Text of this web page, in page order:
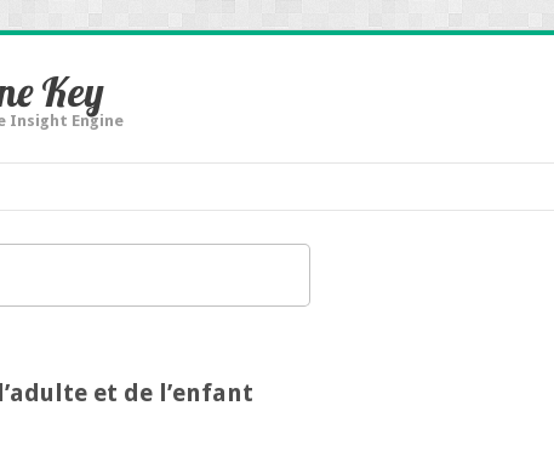
Key
Insight Engine
et de l’enfant